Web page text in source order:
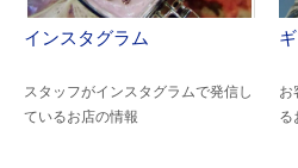
インスタグラム
スタッフがインスタグラムで発信し
ているお店の情報
お
る